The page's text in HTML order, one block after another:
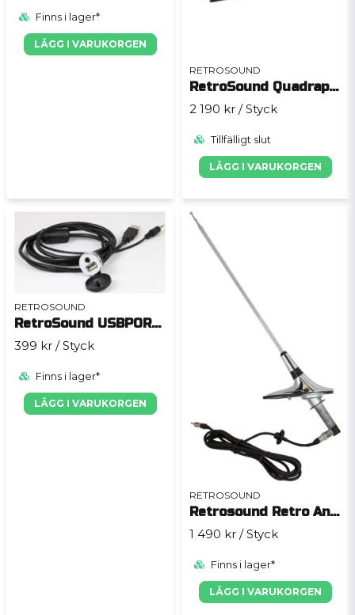
Finns i lager*
LÄGG I VARUKORGEN
RETROSOUND
RetroSound Quadraphonic
2 190 kr / Styck
Tillfälligt slut
LÄGG I VARUKORGEN
RETROSOUND
RetroSound USBPORT Chrome
399 kr / Styck
Finns i lager*
LÄGG I VARUKORGEN
RETROSOUND
Retrosound Retro Antenn 1961-62 Impala
1 490 kr / Styck
Finns i lager*
LÄGG I VARUKORGEN